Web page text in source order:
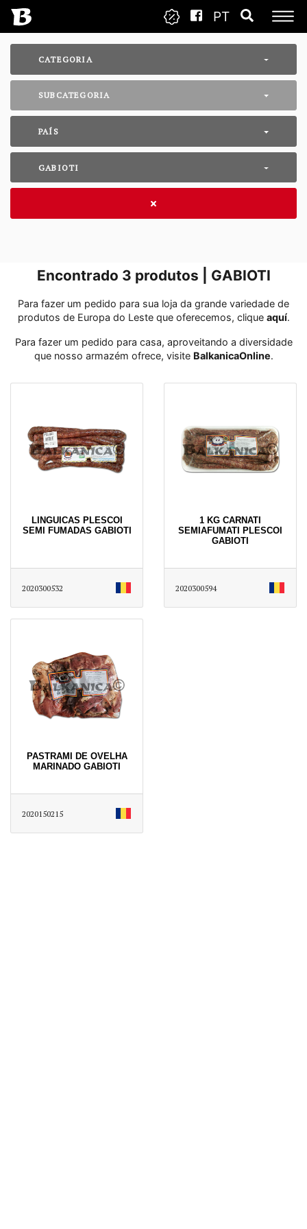
PT
CATEGORIA
SUBCATEGORIA
PAÍS
GABIOTI
Encontrado 3 produtos | GABIOTI
Para fazer um pedido para sua loja da grande variedade de
produtos de Europa do Leste que oferecemos, clique aquí․
Para fazer um pedido para casa, aproveitando a diversidade
que nosso armazém ofrece, visite BalkanicaOnline․
LINGUICAS PLESCOI
SEMI FUMADAS GABIOTI
2020300532
1 KG CARNATI
SEMIAFUMATI PLESCOI
GABIOTI
2020300594
PASTRAMI DE OVELHA
MARINADO GABIOTI
2020150215